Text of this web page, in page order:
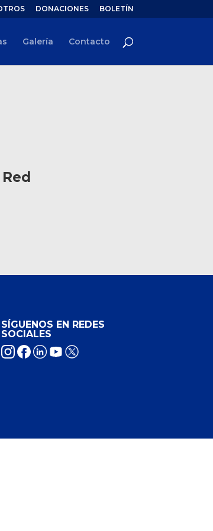
DONACIONES BOLETÍN
Galería Contacto
SÍGUENOS EN REDES
SOCIALES